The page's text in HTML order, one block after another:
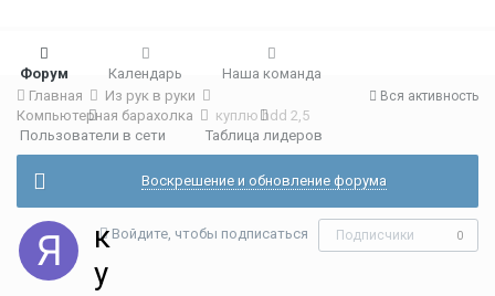
Форум Календарь Наша команда
Пользователи в сети Таблица лидеров
Вся активность
Главная
Из рук в руки
Компьютерная барахолка
куплю hdd 2,5
Воскрешение и обновление форума
Войдите, чтобы подписаться Подписчики 0
к
у